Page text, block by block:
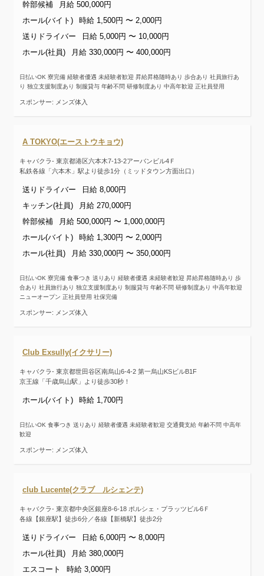
幹部候補
月給 500,000円
ホール(バイト)
時給 1,500円 〜 2,000円
送りドライバー
日給 5,000円 〜 10,000円
ホール(社員)
月給 330,000円 〜 400,000円
日払いOK 寮完備 経験者優遇 未経験者歓迎 昇給昇格随時あり 歩合あり 社員旅行あ
り 独立支援制度あり 制服貸与 年齢不問 研修制度あり 中高年歓迎 正社員登用
スポンサー: メンズ体入
A TOKYO(エーストウキョウ)
キャバクラ- 東京都港区六本木7-13-2アーバンビル4Ｆ
私鉄各線「六本木」駅より徒歩1分（ミッドタウン方面出口）
送りドライバー
日給 8,000円
キッチン(社員)
月給 270,000円
幹部候補
月給 500,000円 〜 1,000,000円
ホール(バイト)
時給 1,300円 〜 2,000円
ホール(社員)
月給 330,000円 〜 350,000円
日払いOK 寮完備 食事つき 送りあり 経験者優遇 未経験者歓迎 昇給昇格随時あり 歩
合あり 社員旅行あり 独立支援制度あり 制服貸与 年齢不問 研修制度あり 中高年歓迎
ニューオープン 正社員登用 社保完備
スポンサー: メンズ体入
Club Exsully(イクサリー)
キャバクラ- 東京都世田谷区南烏山6-4-2 第一烏山KSビルB1F
京王線「千歳烏山駅」より徒歩30秒！
ホール(バイト) 時給 1,700円
日払いOK 食事つき 送りあり 経験者優遇 未経験者歓迎 交通費支給 年齢不問 中高年
歓迎
スポンサー: メンズ体入
club Lucente(クラブ ルシェンテ)
キャバクラ- 東京都中央区銀座8-6-18 ポルシェ・プラッツビル6Ｆ
各線【銀座駅】徒歩6分／各線【新橋駅】徒歩2分
送りドライバー
日給 6,000円 〜 8,000円
ホール(社員)
月給 380,000円
エスコート
時給 3,000円